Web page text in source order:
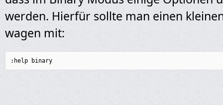
werden. Hierfür sollte man einen
wagen mit:
:help binary